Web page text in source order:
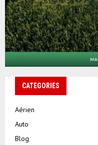
CATEGORIES
Aérien
Auto
Blog